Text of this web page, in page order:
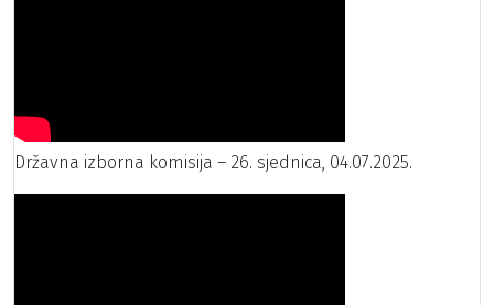
Državna izborna komisija – 26. sjednica, 04.07.2025.